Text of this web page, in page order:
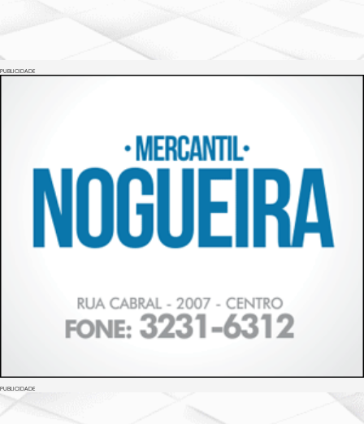
PUBLICIDADE
PUBLICIDADE